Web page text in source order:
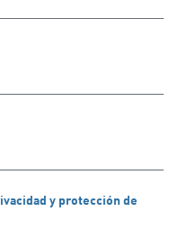
y protección de